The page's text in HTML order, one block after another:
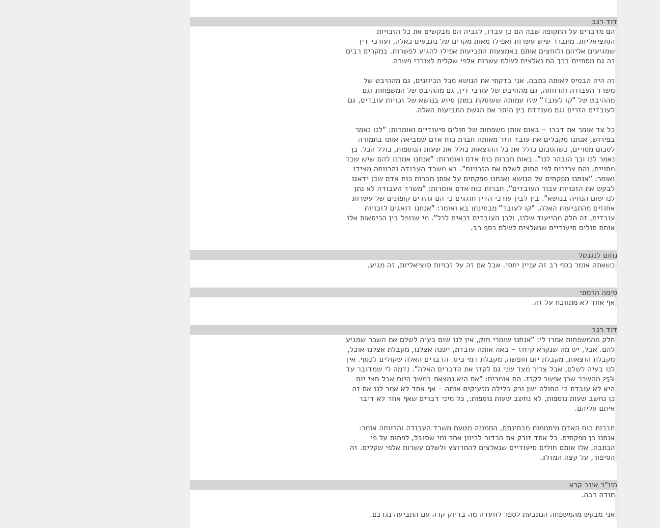
דוד רגב
הם מדברים על התקופה שבה הם כן עבדו, לגביה הם מבקשים את כל הזכויות
הסוציאליות. מתברר שיש עשרות ואפילו מאות מקרים של נתבעים כאלה, ועורכי דין
שמגיעים אליהם ולוחצים אותם באמצעות התביעות אפילו להגיע לפשרות. במקרים רבים
זה גם מסתיים בכך הם נאלצים לשלם עשרות אלפי שקלים לצורכי פשרה.
זה היה הבסיס לאותה כתבה. אני בדקתי את הנושא מכל הכיוונים, גם מההיבט של
משרד העבודה והרווחה, גם מההיבט של עורכי דין, גם מההיבט של המשפחות וגם
מההיבט של "קו לעובד" שזו עמותה שעוסקת במתן סיוע בנושא של זכויות עובדים, גם
לעובדים הזרים וגם מעודדת בין היתר את הגשת התביעות האלה.
כל צד אומר את דברו – באום אותן משפחות של חולים סיעודיים ואומרות: "לנו נאמר
בפירוש, אנחנו מקבלים את עובד הזר מאותה חברת כוח אדם שמביאה אותו בתמורה
לסכום מסויים, כשהסכום כולל את כל ההוצאות כולל את שעות הנוספות, כולל הכל. כך
נאמר לנו וכך הובהר לנו". באות חברות כוח אדם ואומרות: "אנחנו אמרנו להם שיש שכר
מסויים, והם צריכים לפי החוק לשלם את הזכויות". בא משרד העבודה והרווחה מצידו
ואומר: "אנחנו מפקחים על הנושא ואנחנו מפקחים על אותן חברות כוח אדם שכן ידאגו
לבקש את הזכויות עבור העובדים". חברות כוח אדם אומרות: "משרד העבודה לא נתן
לנו שום הנחיה בנושא". בין לבין עורכי הדין חוגגים כי הם גוזרים קופונים של עשרות
אחוזים מהתביעות האלה. "קו לעובד" מבחינתו בא ואומר: "אנחנו דואגים לזכויות
עובדים, זה חלק מהייעוד שלנו, ולכן העובדים זכאים לכל". מי שנופל בין הכיסאות אלו
אותם חולים סיעודיים שנאלצים לשלם כסף רב.
נחום לנגנטל
כשאתה אומר כסף רב זה עניין יחסי. אבל אם זה על זכויות סוציאליות, זה מגיע.
סימה הרמתי
אף אחד לא מתווכח על זה.
דוד רגב
חלק מהמשפחות אמרו לי: "אנחנו שומרי חוק, אין לנו שום בעיה לשלם את השכר שמגיע
להם. אבל, יש מה שנקרא קיזוז - באה אותה עובדת, ישנה אצלנו, מקבלת אצלנו אוכל,
מקבלת הוצאות, מקבלת יום חופשה, מקבלת דמי כיס. הדברים האלה שקולים לכסף. אין
לנו בעיה לשלם, אבל צריך מצד שני גם לקזז את הדברים האלה". נדמה לי שמדובר עד
25% מהשכר שכן אפשר לקזז. הם אומרים: "אם היא נמצאת במשך היום אבל חצי יום
היא לא עובדת כי החולה ישן ורק בלילה מזעיקים אותה - אף אחד לא אמר לנו אם זה
כן נחשב שעות נוספות, לא נחשב שעות נוספות:, כל מיני דברים שאף אחד לא דיבר
איתם עליהם.
חברות כוח האדם מיתממות מבחינתם, הממונה מטעם משרד העבודה והרווחה אומר:
אנחנו כן מפקחים. כל אחד זורק את הכדור לכיוון אחר ומי שסובל, לפחות על פי
הכתבה, אלו אותם חולים סיעודיים שנאלצים להתרוצץ ולשלם עשרות אלפי שקלים. זה
הסיפור, על קצה המזלג.
היו"ר איוב קרא
תודה רבה.
אני מבקש מהמשפחה הנתבעת לספר לוועדה מה בדיוק קרה עם התביעה נגדכם.